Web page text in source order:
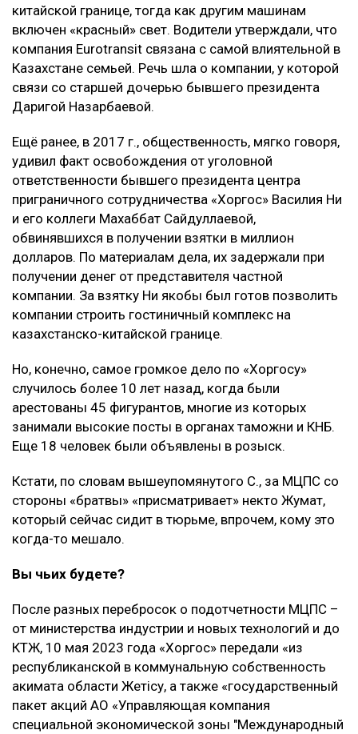
китайской границе, тогда как другим машинам
включен «красный» свет. Водители утверждали, что
компания Eurotransit связана с самой влиятельной в
Казахстане семьей. Речь шла о компании, у которой
связи со старшей дочерью бывшего президента
Даригой Назарбаевой.
Ещё ранее, в 2017 г., общественность, мягко говоря,
удивил факт освобождения от уголовной
ответственности бывшего президента центра
приграничного сотрудничества «Хоргос» Василия Ни
и его коллеги Махаббат Сайдуллаевой,
обвинявшихся в получении взятки в миллион
долларов. По материалам дела, их задержали при
получении денег от представителя частной
компании. За взятку Ни якобы был готов позволить
компании строить гостиничный комплекс на
казахстанско-китайской границе.
Но, конечно, самое громкое дело по «Хоргосу»
случилось более 10 лет назад, когда были
арестованы 45 фигурантов, многие из которых
занимали высокие посты в органах таможни и КНБ.
Еще 18 человек были объявлены в розыск.
Кстати, по словам вышеупомянутого С., за МЦПС со
стороны «братвы» «присматривает» некто Жумат,
который сейчас сидит в тюрьме, впрочем, кому это
когда-то мешало.
Вы чьих будете?
После разных перебросок о подотчетности МЦПС –
от министерства индустрии и новых технологий и до
КТЖ, 10 мая 2023 года «Хоргос» передали «из
республиканской в коммунальную собственность
акимата области Жетісу, а также «государственный
пакет акций АО «Управляющая компания
специальной экономической зоны "Международный